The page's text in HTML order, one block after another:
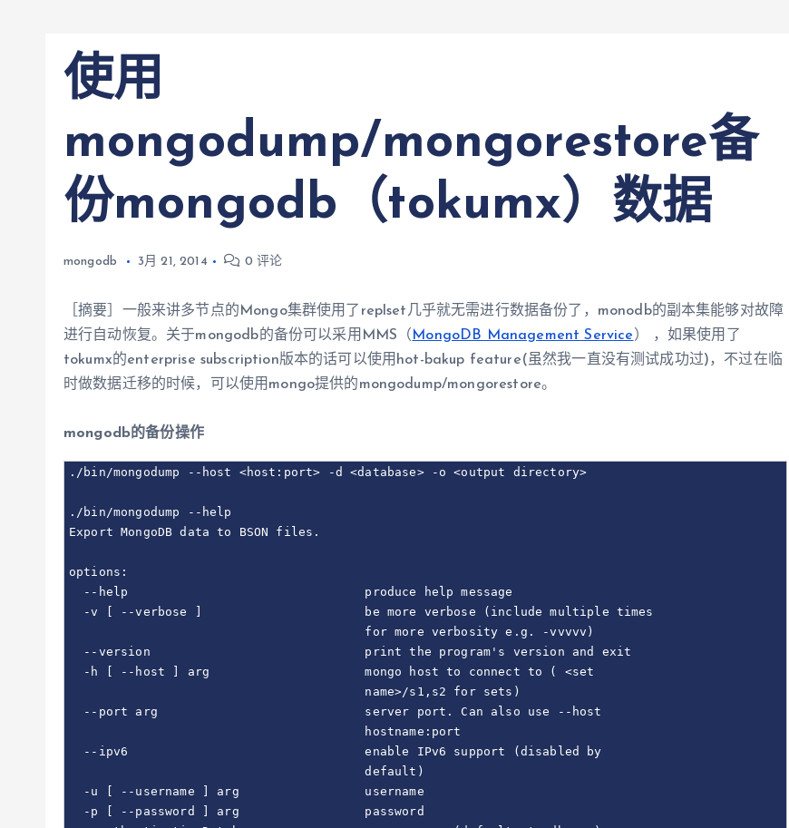
使用
mongodump/mongorestore备
份mongodb（tokumx）数据
mongodb 3月 21, 2014 0 评论
［摘要］一般来讲多节点的Mongo集群使用了replset几乎就无需进行数据备份了，monodb的副本集能够对故障
进行自动恢复。关于mongodb的备份可以采用MMS（ MongoDB Management Service ） ，如果使用了
tokumx的enterprise subscription版本的话可以使用hot-bakup feature(虽然我一直没有测试成功过)，不过在临
时做数据迁移的时候，可以使用mongo提供的mongodump/mongorestore。
mongodb的备份操作
./bin/mongodump --host <host:port> -d <database> -o <output directory>
./bin/mongodump --help
Export MongoDB data to BSON files.
options:
  --help                                produce help message
  -v [ --verbose ]                      be more verbose (include multiple times
                                        for more verbosity e.g. -vvvvv)
  --version                             print the program's version and exit
  -h [ --host ] arg                     mongo host to connect to ( <set
                                        name>/s1,s2 for sets)
  --port arg                            server port. Can also use --host
                                        hostname:port
  --ipv6                                enable IPv6 support (disabled by
                                        default)
  -u [ --username ] arg                 username
  -p [ --password ] arg                 password